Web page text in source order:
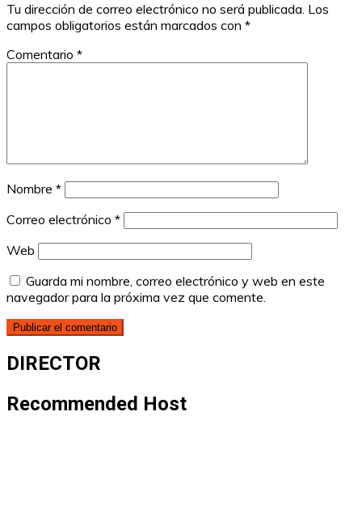
Tu dirección de correo electrónico no será publicada. Los
campos obligatorios están marcados con *
Comentario *
Nombre *
Correo electrónico *
Web
Guarda mi nombre, correo electrónico y web en este
navegador para la próxima vez que comente.
DIRECTOR
Recommended Host